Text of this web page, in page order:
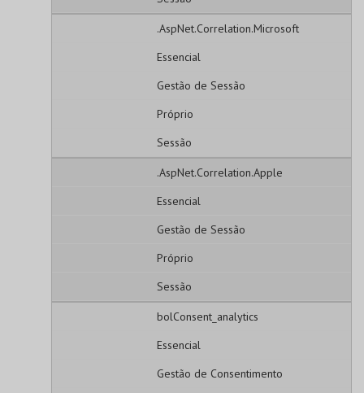
.AspNet.Correlation.Microsoft
Essencial
Gestão de Sessão
Próprio
Sessão
.AspNet.Correlation.Apple
Essencial
Gestão de Sessão
Próprio
Sessão
bolConsent_analytics
Essencial
Gestão de Consentimento